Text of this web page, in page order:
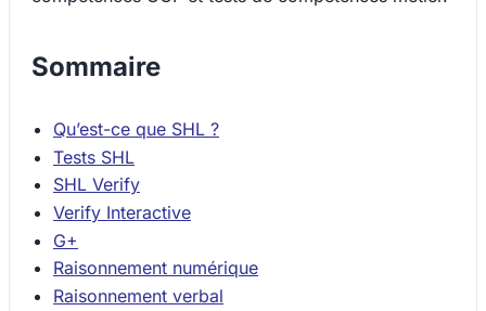
Sommaire
Qu’est-ce que SHL ?
Tests SHL
SHL Verify
Verify Interactive
G+
Raisonnement numérique
Raisonnement verbal